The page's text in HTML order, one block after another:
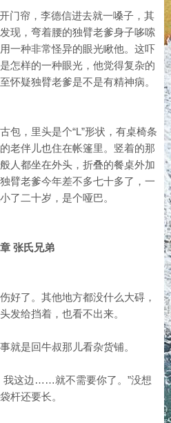
门帘，李德信进去就一嗓子，其
现，弯着腰的独臂老爹身子哆嗦
一种非常怪异的眼光瞅他。这吓
怎样的一种眼光，他觉得复杂的
怀疑独臂老爹是不是有精神病。
包，里头是个“L”形状，有桌椅条
老伴儿也住在帐篷里。竖着的那
人都坐在外头，折叠的餐桌外加
臂老爹今年差不多七十多了，一
了二十岁，是个哑巴。
张氏兄弟
好了。其他地方都没什么大碍，
发给挡着，也看不出来。
就是回牛叔那儿看杂货铺。
我这边……就不需要你了。”没想
杆还要长。